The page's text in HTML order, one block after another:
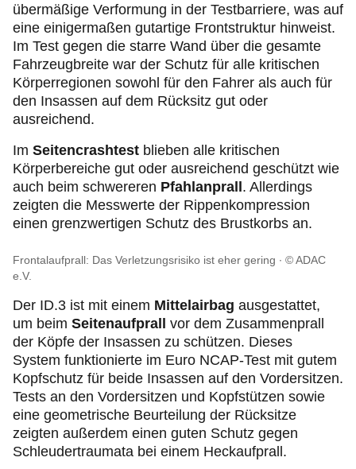
übermäßige Verformung in der Testbarriere, was auf
eine einigermaßen gutartige Frontstruktur hinweist.
Im Test gegen die starre Wand über die gesamte
Fahrzeugbreite war der Schutz für alle kritischen
Körperregionen sowohl für den Fahrer als auch für
den Insassen auf dem Rücksitz gut oder
ausreichend.
Im Seitencrashtest blieben alle kritischen
Körperbereiche gut oder ausreichend geschützt wie
auch beim schwereren Pfahlanprall . Allerdings
zeigten die Messwerte der Rippenkompression
einen grenzwertigen Schutz des Brustkorbs an.
Frontalaufprall: Das Verletzungsrisiko ist eher gering
© ADAC
e.V.
Der ID.3 ist mit einem Mittelairbag ausgestattet,
um beim Seitenaufprall
vor dem Zusammenprall
der Köpfe der Insassen zu schützen. Dieses
System funktionierte im Euro NCAP-Test mit gutem
Kopfschutz für beide Insassen auf den Vordersitzen.
Tests an den Vordersitzen und Kopfstützen sowie
eine geometrische Beurteilung der Rücksitze
zeigten außerdem einen guten Schutz gegen
Schleudertraumata bei einem Heckaufprall.